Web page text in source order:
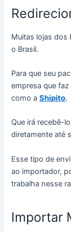
Muitas lojas dos
o Brasil.
Para que seu
empresa que faz
como aShipito.
Que irá recebê-
diretamente até
Esse tipo de
ao importador,
trabalha nesse
Importar